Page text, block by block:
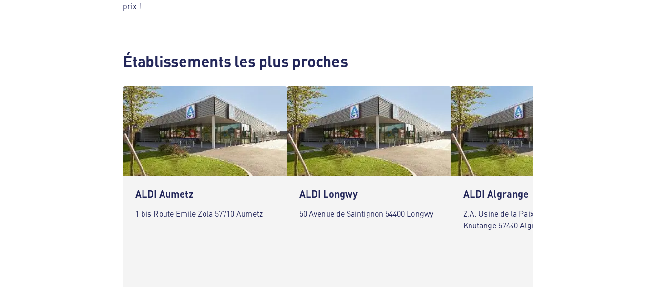
prix !
Établissements les plus proches
ALDI Aumetz
1 bis Route Emile Zola 57710 Aumetz
ALDI Longwy
50 Avenue de Saintignon 54400 Longwy
ALDI Algrange
Z.A. Usine de la Paix du Haut Rue de
Knutange 57440 Algrange